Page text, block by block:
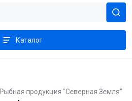
Каталог
Рыбная продукция "Северная Земля"